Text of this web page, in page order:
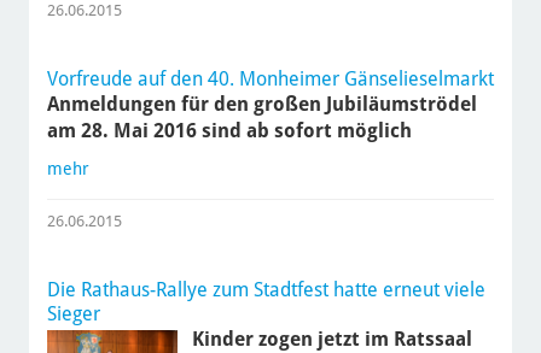
26.06.2015
Vorfreude auf den 40. Monheimer Gänselieselmarkt
Anmeldungen für den großen Jubiläumströdel
am 28. Mai 2016 sind ab sofort möglich
mehr
26.06.2015
Die Rathaus-Rallye zum Stadtfest hatte erneut viele
Sieger
Kinder zogen jetzt im Ratssaal